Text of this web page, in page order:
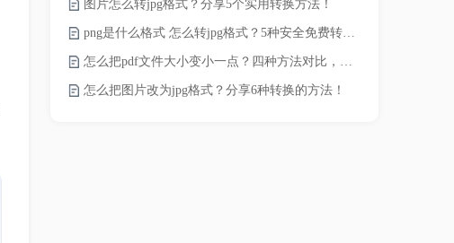
图片怎么转jpg格式？分享5个实用转换方法！
png是什么格式 怎么转jpg格式？5种安全免费转换方法全解析！
怎么把pdf文件大小变小一点？四种方法对比，一看就懂！
怎么把图片改为jpg格式？分享6种转换的方法！